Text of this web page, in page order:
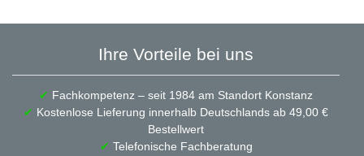
Ihre Vorteile bei uns
✔ Fachkompetenz – seit 1984 am Standort Konstanz
✔ Kostenlose Lieferung innerhalb Deutschlands ab 49,00 €
Bestellwert
✔ Telefonische Fachberatung